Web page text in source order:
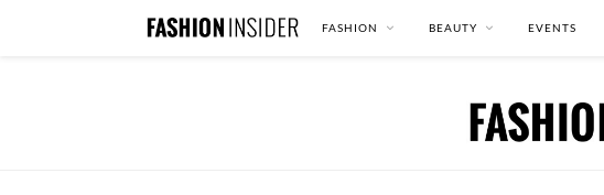
FASHION BEAUTY EVENTS